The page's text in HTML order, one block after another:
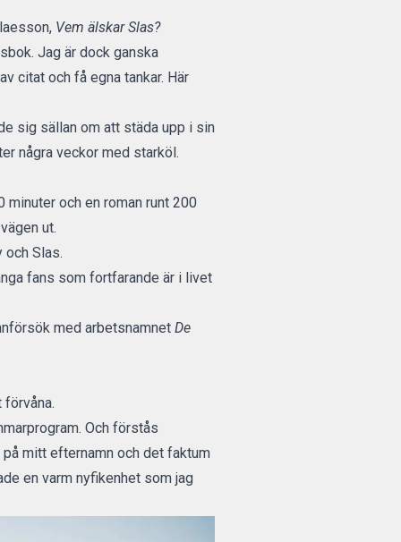
Vem älskar Slas?
Jag är dock ganska
citat och få egna tankar. Här
sig sällan om att städa upp i sin
några veckor med starköl.
och en roman runt 200
ut.
och Slas.
fans som fortfarande är i livet
med arbetsnamnet De
förvåna.
Och förstås
mitt efternamn och det faktum
en varm nyfikenhet som jag